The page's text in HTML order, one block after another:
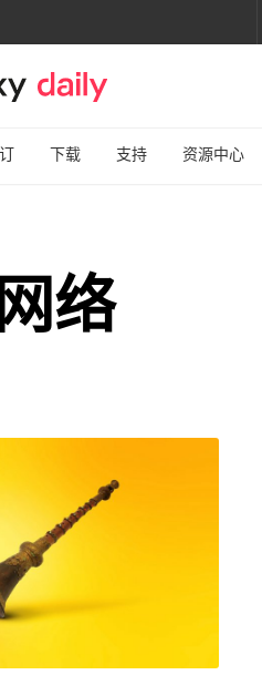
卡巴斯基官方博客
下载 支持 资源中心
络